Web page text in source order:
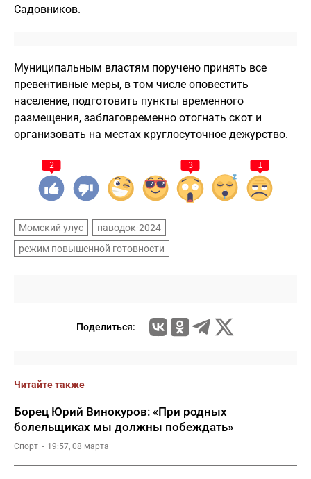
Садовников.
Муниципальным властям поручено принять все
превентивные меры, в том числе оповестить
население, подготовить пункты временного
размещения, заблаговременно отогнать скот и
организовать на местах круглосуточное дежурство.
2 3 1
Момский улус
паводок-2024
режим повышенной готовности
Поделиться:
Читайте также
Борец Юрий Винокуров: «При родных
болельщиках мы должны побеждать»
Спорт 19:57, 08 марта